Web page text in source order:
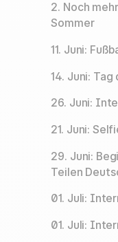
2. Noch
Sommer
11. Juni:
14. Juni: Tag
26. Juni:
21. Juni:
29. Juni:
Teilen
01. Juli:
01. Juli: